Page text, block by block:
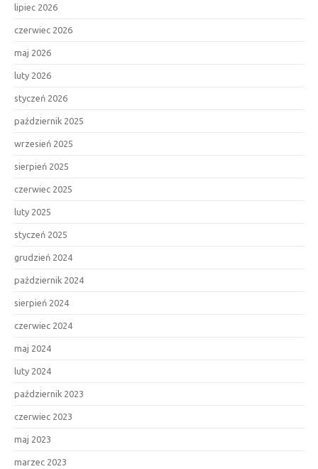
lipiec 2026
czerwiec 2026
maj 2026
luty 2026
styczeń 2026
październik 2025
wrzesień 2025
sierpień 2025
czerwiec 2025
luty 2025
styczeń 2025
grudzień 2024
październik 2024
sierpień 2024
czerwiec 2024
maj 2024
luty 2024
październik 2023
czerwiec 2023
maj 2023
marzec 2023